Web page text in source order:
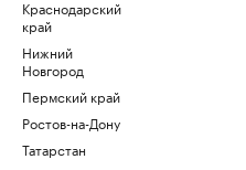
Краснодарский
край
Нижний
Новгород
Пермский край
Ростов-на-Дону
Татарстан